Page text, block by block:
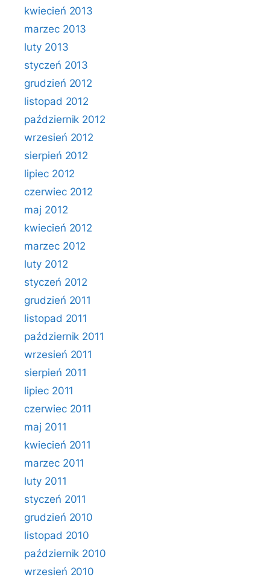
kwiecień 2013
marzec 2013
luty 2013
styczeń 2013
grudzień 2012
listopad 2012
październik 2012
wrzesień 2012
sierpień 2012
lipiec 2012
czerwiec 2012
maj 2012
kwiecień 2012
marzec 2012
luty 2012
styczeń 2012
grudzień 2011
listopad 2011
październik 2011
wrzesień 2011
sierpień 2011
lipiec 2011
czerwiec 2011
maj 2011
kwiecień 2011
marzec 2011
luty 2011
styczeń 2011
grudzień 2010
listopad 2010
październik 2010
wrzesień 2010